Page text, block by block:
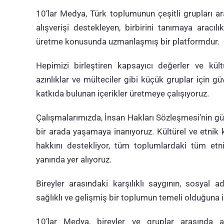
10’lar Medya, Türk toplumunun çeşitli grupları
alışverişi destekleyen, birbirini tanımaya
üretme konusunda uzmanlaşmış bir platformdur.
Hepimizi birleştiren kapsayıcı değerler ve
azınlıklar ve mülteciler gibi küçük gruplar için
katkıda bulunan içerikler üretmeye çalışıyoruz.
Çalışmalarımızda, İnsan Hakları Sözleşmesi’nin
bir arada yaşamaya inanıyoruz. Kültürel ve
hakkını destekliyor, tüm toplumlardaki tüm
yanında yer alıyoruz.
Bireyler arasındaki karşılıklı saygının, sosyal
sağlıklı ve gelişmiş bir toplumun temeli olduğuna
10’lar Medya, bireyler ve gruplar arasında